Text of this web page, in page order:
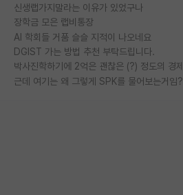
신생랩가지말라는 이유가 있었구나
장학금 모은 랩비통장
AI 학회들 거품 슬슬 지적이 나오네요
DGIST 가는 방법 추천 부탁드립니다.
근데 여기는 왜 그렇게 SPK를 물어보는거임?